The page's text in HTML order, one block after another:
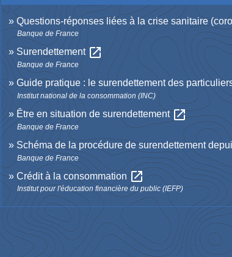
Questions-réponses liées à la crise sanitaire
Banque de France
Surendettement open_in_new
Banque de France
Guide pratique : le surendettement des
Institut national de la consommation (INC)
Être en situation de surendettement open_in_new
Banque de France
Schéma de la procédure de surendettement
Banque de France
Crédit à la consommation open_in_new
Institut pour l'éducation financière du public (IEFP)